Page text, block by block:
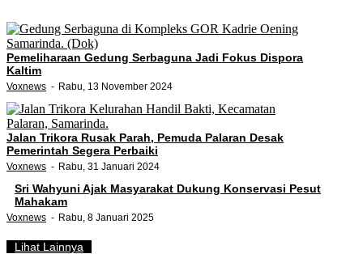
Pemeliharaan Gedung Serbaguna Jadi Fokus Dispora
Kaltim
Voxnews Rabu, 13 November 2024
Jalan Trikora Rusak Parah, Pemuda Palaran Desak
Pemerintah Segera Perbaiki
Voxnews Rabu, 31 Januari 2024
Sri Wahyuni Ajak Masyarakat Dukung Konservasi Pesut
Mahakam
Voxnews Rabu, 8 Januari 2025
Lihat Lainnya